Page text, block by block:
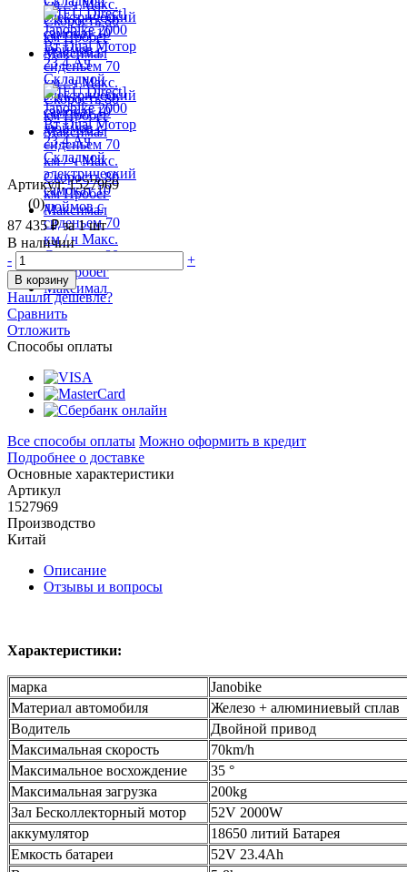
Артикул: 1527969
(0)
87 435 ₽за 1 шт
В наличии
-
+
В корзину
Нашли дешевле?
Сравнить
Отложить
Способы оплаты
Все способы оплаты Можно оформить в кредит
Подробнее о доставке
Основные характеристики
Артикул
1527969
Производство
Китай
Описание
Отзывы и вопросы
Характеристики:
марка
Janobike
Материал автомобиля
Железо + алюминиевый сплав
Водитель
Двойной привод
Максимальная скорость
70km/h
Максимальное восхождение
35 °
Максимальная загрузка
200kg
Зал Бесколлекторный мотор
52V 2000W
аккумулятор
18650 литий Батарея
Емкость батареи
52V 23.4Ah